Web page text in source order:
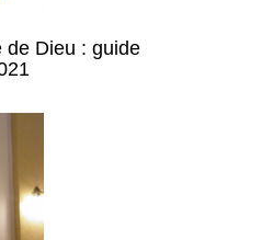
de Dieu : guide